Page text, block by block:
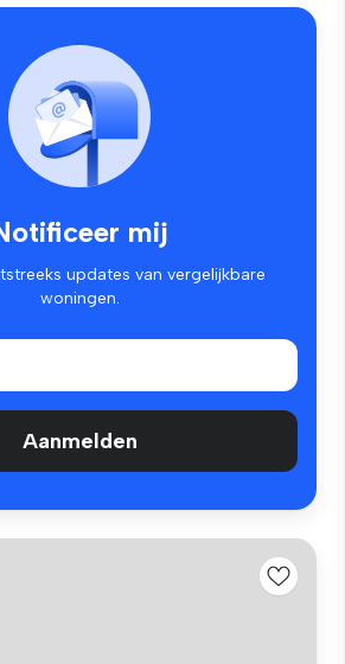
mij
updates van vergelijkbare
woningen.
Aanmelden